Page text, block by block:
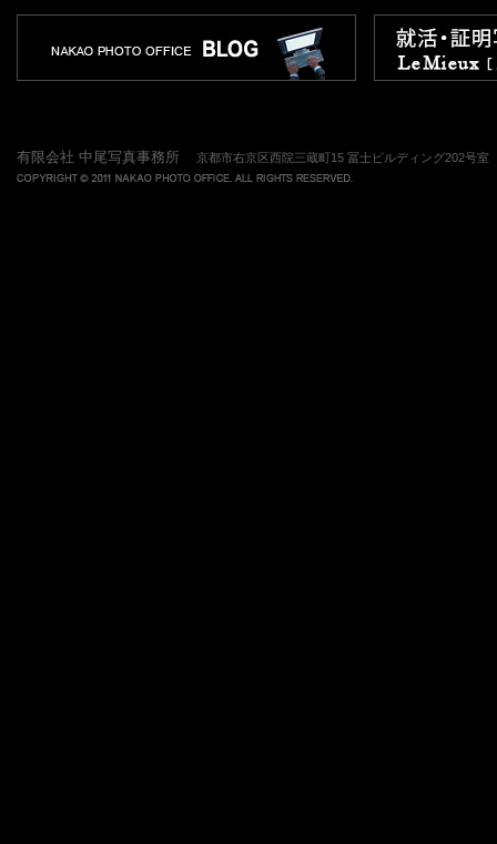
有限会社 中尾写真事務所 京都市右京区西院三蔵町15 冨士ビルディング202号